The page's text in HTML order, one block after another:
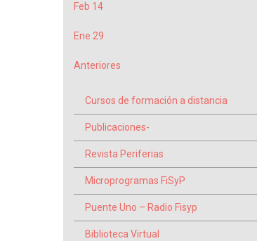
Feb 14
Ene 29
Anteriores
Cursos de formación a distancia
Publicaciones-
Revista Periferias
Microprogramas FiSyP
Puente Uno – Radio Fisyp
Biblioteca Virtual